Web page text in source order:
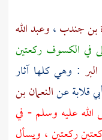
بن جندب،وعبد الله
في الكسوف ركعتين
: وهي كلها آثار
قلابةعنالنعمان بن
عليه وسلم - في
ركعتين ، ويسأل